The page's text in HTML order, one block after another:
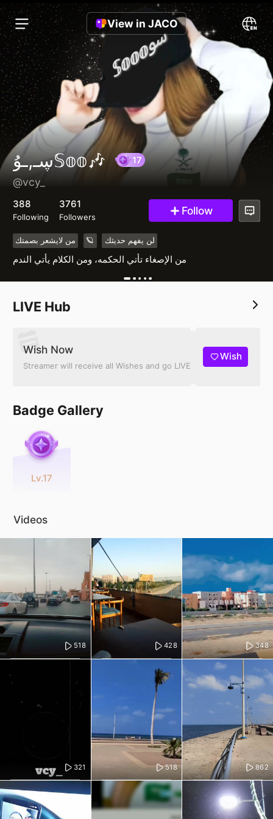
View in JACO
ڛـ,ـوُ𝕊𝕠𝕠🎶
@vcy_
388
Following
3761
Followers Follow
من لايشعر بصمتك 🪐 لن يفهم حديثك
من الإصغاء تأتي الحكمه، ومن الكلام يأتي الندم
LIVE Hub
Wish Now
Streamer will receive all Wishes and go LIVE
Wish
Badge Gallery
Lv.17
Videos
518 428 348
321 518 862